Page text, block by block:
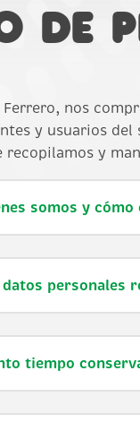
de
nos
y usuarios
recopilamos y
somos y
datos personales
tiempo